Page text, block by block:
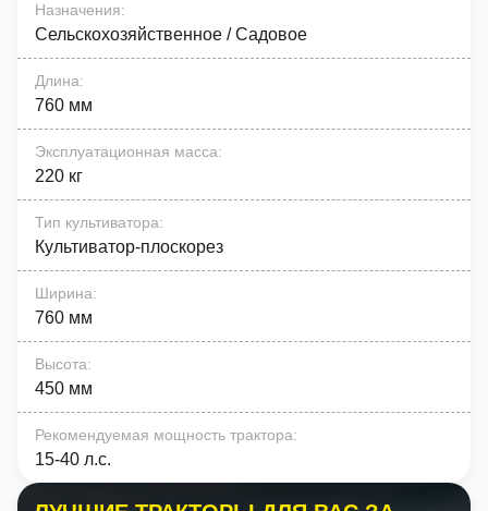
Назначения:
Сельскохозяйственное / Садовое
Длина:
760 мм
Эксплуатационная масса:
220 кг
Тип культиватора:
Культиватор-плоскорез
Ширина:
760 мм
Высота:
450 мм
Рекомендуемая мощность трактора:
15-40 л.с.